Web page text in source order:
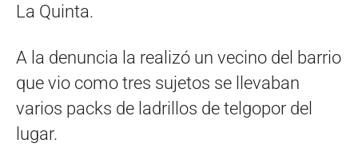
La Quinta.
A la denuncia la realizó un vecino del barrio
que vio como tres sujetos se llevaban
varios packs de ladrillos de telgopor del
lugar.